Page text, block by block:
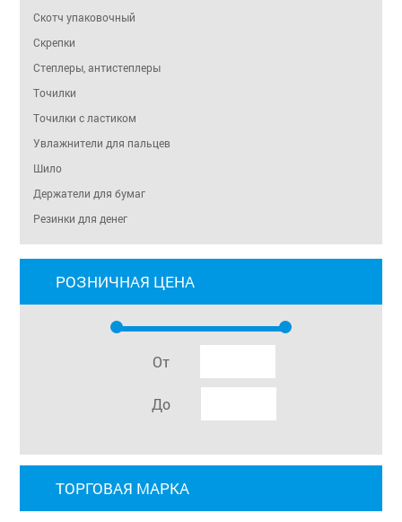
Скотч упаковочный
Скрепки
Степлеры, антистеплеры
Точилки
Точилки с ластиком
Увлажнители для пальцев
Шило
Держатели для бумаг
Резинки для денег
РОЗНИЧНАЯ ЦЕНА
От
До
ТОРГОВАЯ МАРКА